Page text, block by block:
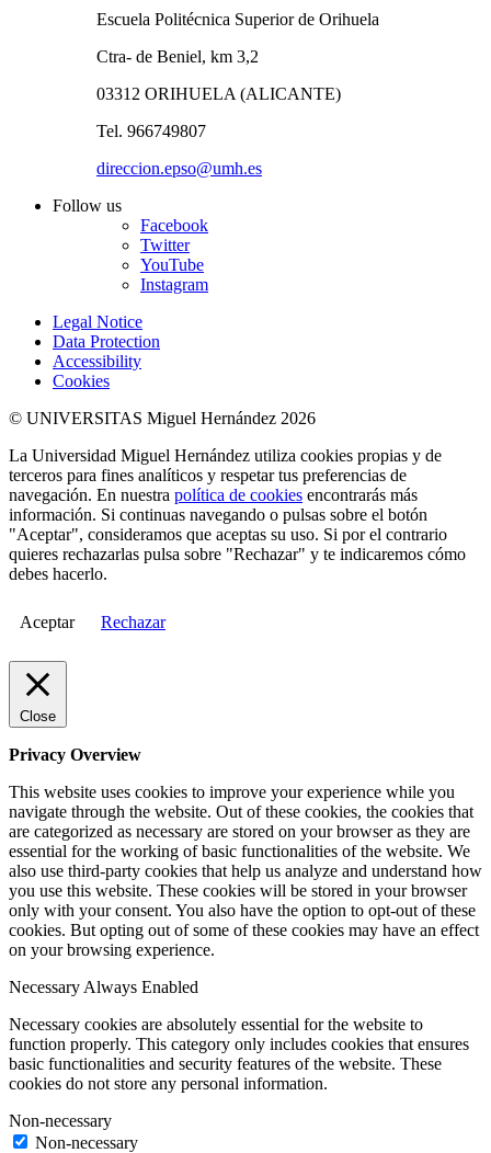
Escuela Politécnica Superior de Orihuela
Ctra- de Beniel, km 3,2
03312 ORIHUELA (ALICANTE)
Tel. 966749807
direccion.epso@umh.es
Follow us
Facebook
Twitter
YouTube
Instagram
Legal Notice
Data Protection
Accessibility
Cookies
© UNIVERSITAS Miguel Hernández 2026
La Universidad Miguel Hernández utiliza cookies propias y de
terceros para fines analíticos y respetar tus preferencias de
navegación. En nuestra política de cookies encontrarás más
información. Si continuas navegando o pulsas sobre el botón
"Aceptar", consideramos que aceptas su uso. Si por el contrario
quieres rechazarlas pulsa sobre "Rechazar" y te indicaremos cómo
debes hacerlo.
Aceptar Rechazar
Close
Privacy Overview
This website uses cookies to improve your experience while you
navigate through the website. Out of these cookies, the cookies that
are categorized as necessary are stored on your browser as they are
essential for the working of basic functionalities of the website. We
also use third-party cookies that help us analyze and understand how
you use this website. These cookies will be stored in your browser
only with your consent. You also have the option to opt-out of these
cookies. But opting out of some of these cookies may have an effect
on your browsing experience.
Necessary Always Enabled
Necessary cookies are absolutely essential for the website to
function properly. This category only includes cookies that ensures
basic functionalities and security features of the website. These
cookies do not store any personal information.
Non-necessary
Non-necessary